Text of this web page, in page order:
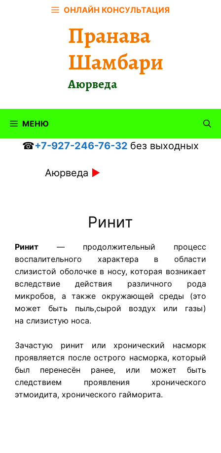
ОНЛАЙН КОНСУЛЬТАЦИЯ
Пранава
Шамбари
Аюрведа
МЕНЮ
☎+7-927-246-76-32 без выходных
Аюрведа ►
Ринит
Ринит — продолжительный процесс
воспалительного характера в области
слизистой оболочке в носу, которая возникает
вследствие действия различного рода
микробов, а также окружающей среды (это
может быть пыль,сырой воздух или газы)
на слизистую носа.
Зачастую ринит или хронический насморк
проявляется после острого насморка, который
был перенесён ранее, или может быть
следствием проявления хронического
этмоидита, хронического гайморита.